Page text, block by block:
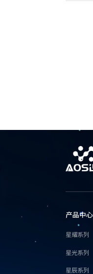
产品中心
星耀系列
星光系列
星辰系列